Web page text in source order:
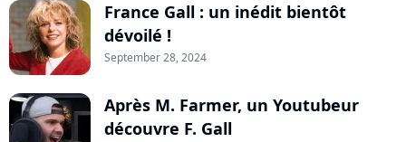
France Gall : un inédit bientôt
dévoilé !
September 28, 2024
Après M. Farmer, un Youtubeur
découvre F. Gall